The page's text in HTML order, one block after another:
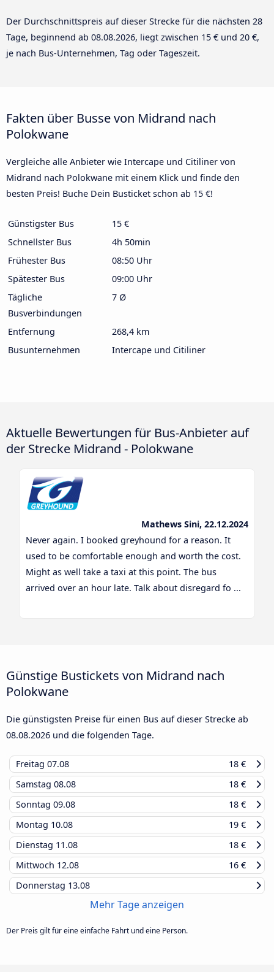
Der Durchschnittspreis auf dieser Strecke für die nächsten 28
Tage, beginnend ab 08.08.2026, liegt zwischen 15 € und 20 €,
je nach Bus-Unternehmen, Tag oder Tageszeit.
Fakten über Busse von Midrand nach
Polokwane
Vergleiche alle Anbieter wie Intercape und Citiliner von
Midrand nach Polokwane mit einem Klick und finde den
besten Preis! Buche Dein Busticket schon ab 15 €!
Günstigster Bus
15 €
Schnellster Bus
4h 50min
Frühester Bus
08:50 Uhr
Spätester Bus
09:00 Uhr
Tägliche
Busverbindungen
7 Ø
Entfernung
268,4 km
Busunternehmen
Intercape und Citiliner
Aktuelle Bewertungen für Bus-Anbieter auf
der Strecke Midrand - Polokwane
Mathews Sini, 22.12.2024
Never again. I booked greyhound for a reason. It
used to be comfortable enough and worth the cost.
Might as well take a taxi at this point. The bus
arrived over an hour late. Talk about disregard fo ...
Günstige Bustickets von Midrand nach
Polokwane
Die günstigsten Preise für einen Bus auf dieser Strecke ab
08.08.2026 und die folgenden Tage.
Freitag 07.08
18 €
Samstag 08.08
18 €
Sonntag 09.08
18 €
Montag 10.08
19 €
Dienstag 11.08
18 €
Mittwoch 12.08
16 €
Donnerstag 13.08
Mehr Tage anzeigen
Der Preis gilt für eine einfache Fahrt und eine Person.